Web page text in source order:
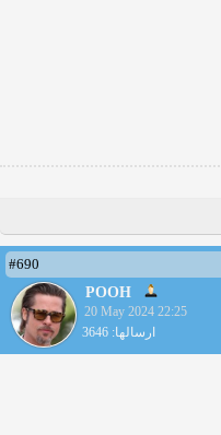
#690
POOH
20 May 2024 22:25
ارسالها: 3646